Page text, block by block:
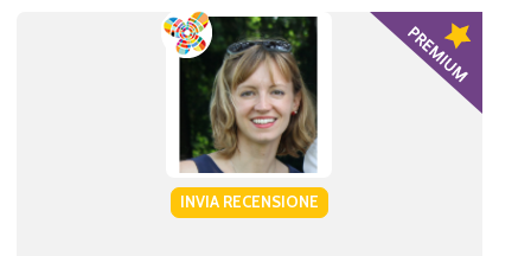
INVIA RECENSIONE